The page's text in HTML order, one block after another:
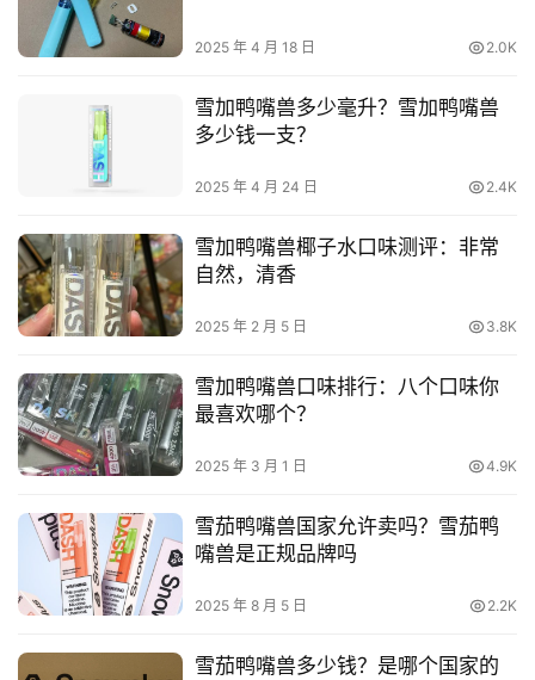
2025 年 4 月 18 日 2.0K
雪加鸭嘴兽多少毫升？雪加鸭嘴兽
多少钱一支？
2025 年 4 月 24 日 2.4K
雪加鸭嘴兽椰子水口味测评：非常
自然，清香
2025 年 2 月 5 日 3.8K
雪加鸭嘴兽口味排行：八个口味你
最喜欢哪个？
2025 年 3 月 1 日 4.9K
雪茄鸭嘴兽国家允许卖吗？雪茄鸭
嘴兽是正规品牌吗
2025 年 8 月 5 日 2.2K
雪茄鸭嘴兽多少钱？是哪个国家的